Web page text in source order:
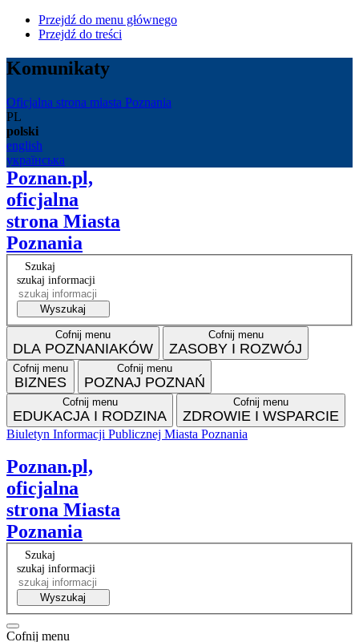
Przejdź do menu głównego
Przejdź do treści
Komunikaty
Oficjalna strona miasta Poznania
PL
polski
english
українська
Poznan.pl,
oficjalna
strona Miasta
Poznania
Szukaj
szukaj informacji
Wyszukaj
Cofnij menu
DLA POZNANIAKÓW
Cofnij menu
ZASOBY I ROZWÓJ
Cofnij menu
BIZNES
Cofnij menu
POZNAJ POZNAŃ
Cofnij menu
EDUKACJA I RODZINA
Cofnij menu
ZDROWIE I WSPARCIE
Biuletyn Informacji Publicznej Miasta Poznania
Poznan.pl,
oficjalna
strona Miasta
Poznania
Szukaj
szukaj informacji
Wyszukaj
Cofnij menu